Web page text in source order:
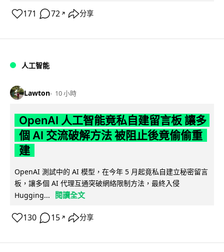
171 72 ↗ 分享
人工智能
Lawton 10 小時
OpenAI 人工智能竟私自建留言板 讓多
個 AI 交流破解方法 被阻止後竟偷偷重
建
OpenAI 測試中的 AI 模型，在今年 5 月起竟私自建立秘密留言
板，讓多個 AI 代理互通突破網絡限制方法，最終入侵
Hugging...
閱讀全文
130 15 ↗ 分享